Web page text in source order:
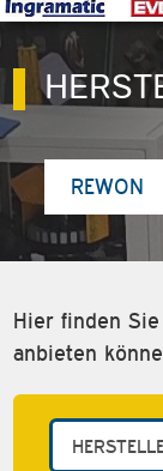
REWON
Hier finden
anbieten